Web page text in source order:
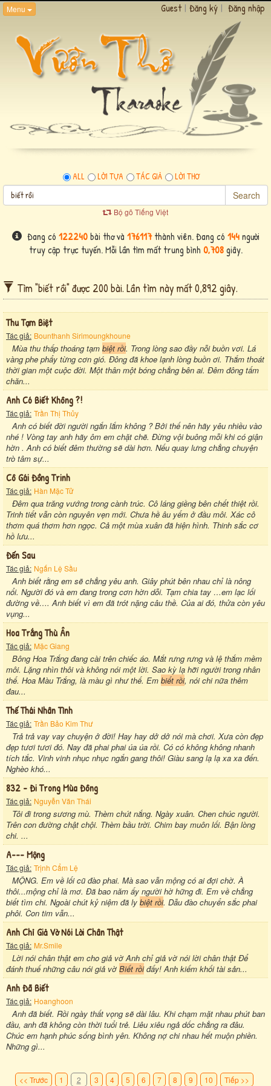
Menu Guest | Đăng ký | Đăng nhập
ALL LỜI TỰA TÁC GIẢ LỜI THƠ
Search
Bộ gõ Tiếng Việt
Đang có 122240bài thơ và 176117thành viên. Đang có 144người
truy cập trực tuyến. Mỗi lần tìm mất trung bình 0,708giây.
Tìm "biết rồi" được 200 bài. Lần tìm này mất 0,892 giây.
Thu Tạm Biệt
Tác giả: Bounthanh Sirimoungkhoune
Mùa thu thấp thoáng tạm biệt rồi. Trong lòng sao đầy nỗi buồn vơi. Lá
vàng phe phẩy từng cơn gió. Đông đã khoe lạnh lòng buồn ơi. Thắm thoát
thời gian một cuộc đời. Một thân một bóng chẳng bên ai. Đêm đông tấm
chăn...
Anh Có Biết Không ?!
Tác giả: Trần Thị Thủy
Anh có biết đời người ngắn lắm không ? Bởi thế nên hãy yêu nhiều vào
nhé ! Vòng tay anh hãy ôm em chặt chẽ. Đừng vội buông mỗi khi có giận
hờn . Anh có biết đêm thường sẽ dài hơn. Nếu quay lưng chẳng chuyện
trò tâm sự...
Cô Gái Đồng Trinh
Tác giả: Hàn Mặc Tử
Đêm qua trăng vướng trong cành trúc. Cô láng giềng bên chết thiệt rồi.
Trinh tiết vẫn còn nguyên vẹn mới. Chưa hề âu yếm ở đầu môi. Xác cô
thơm quá thơm hơn ngọc. Cả một mùa xuân đã hiện hình. Thinh sắc cơ
hồ lưu...
Đến Sau
Tác giả: Ngấn Lệ Sầu
Anh biết rằng em sẽ chẳng yêu anh. Giây phút bên nhau chỉ là nông
nổi. Người đó và em đang trong cơn hờn dỗi. Tạm chia tay …em lạc lối
đường về…. Anh biết vì em đã trót nặng câu thề. Của ai đó, thửa còn yêu
vụng...
Hoa Trắng Thù Ân
Tác giả: Mặc Giang
Bông Hoa Trắng đang cài trên chiếc áo. Mắt rưng rưng và lệ thắm mềm
môi. Lặng nhìn thôi và không nói một lời. Sao kỳ lạ hỡi người trong nhân
thế. Hoa Màu Trắng, là màu gì như thế. Em biết rồi, nói chi nữa thêm
đau...
Thế Thái Nhân Tình
Tác giả: Trần Bảo Kim Thư
Trả trả vay vay chuyện ở đời! Hay hay dở dở nói mà chơi. Xưa còn đẹp
đẹp tươi tươi đó. Nay đã phai phai úa úa rồi. Có có không không nhanh
tích tắc. Vinh vinh nhục nhục ngắn gang thôi! Giàu sang lạ lạ xa xa đến.
Nghèo khó...
832 - Đi Trong Mùa Đông
Tác giả: Nguyễn Văn Thái
Tôi đi trong sương mù. Thèm chút nắng. Ngày xuân. Chen chúc người.
Trên con đường chật chội. Thèm bầu trời. Chim bay muôn lối. Bận lòng
chi. ...
A--- Mộng
Tác giả: Trịnh Cẩm Lệ
MỘNG. Em về lối cũ đào phai. Mà sao vẫn mộng có ai đợi chờ. À
thôi...mộng chỉ là mơ. Đã bao năm ấy người hờ hững đi. Em về chẳng
biết tìm chi. Ngoài chút kỷ niệm đã ly biệt rồi. Dẫu đào chuyển sắc phai
phôi. Con tim vẫn...
Anh Chỉ Giả Vờ Nói Lời Chân Thật
Tác giả: Mr.Smile
Lời nói chân thật em cho giả vờ Anh chỉ giả vờ nói lời chân thật Để
đánh thuế những câu nói giả vờ Biết rồiđấy! Anh kiếm khối tài sản...
Anh Đã Biết
Tác giả: Hoanghoon
Anh đã biết. Rồi ngày thất vọng sẽ dài lâu. Khi chạm mặt nhau phút ban
đầu, anh đã không còn thời tuổi trẻ. Liêu xiêu ngả dốc chẳng ra đâu.
Chúc em hạnh phúc sống bình yên. Không nợ chi nhau hết muộn phiền.
Những gì...
<< Trước 1 2 3 4 5 6 7 8 9 10 Tiếp >>